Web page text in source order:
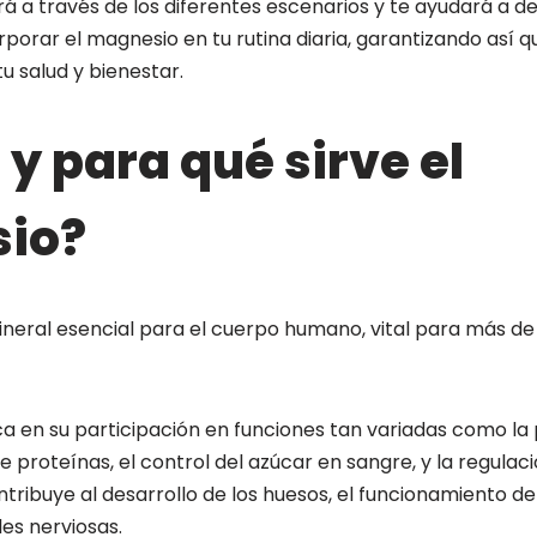
a través de los diferentes escenarios y te ayudará a
el magnesio en tu rutina diaria, garantizando así
salud y bienestar.
y para qué sirve el
esencial para el cuerpo humano, vital para más
en su participación en funciones tan variadas como
proteínas, el control del azúcar en sangre, y la
al desarrollo de los huesos, el funcionamiento
nerviosas.